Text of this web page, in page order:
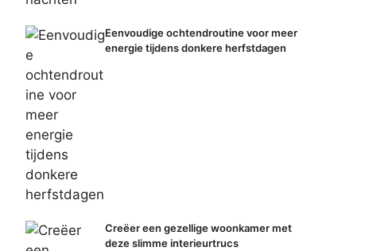
Eenvoudige ochtendroutine voor meer
energie tijdens donkere herfstdagen
Creëer een gezellige woonkamer met
deze slimme interieurtrucs